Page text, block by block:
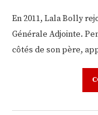
En 2011, Lala Bolly
Générale Adjointe.
côtés de son père,